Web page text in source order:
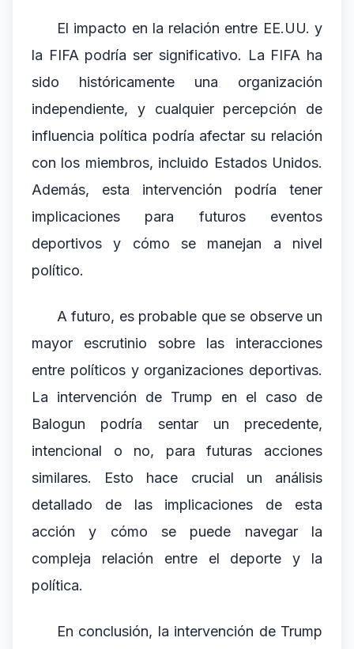
El impacto en la relación entre EE.UU. y
la FIFA podría ser significativo. La FIFA ha
sido históricamente una organización
independiente, y cualquier percepción de
influencia política podría afectar su relación
con los miembros, incluido Estados Unidos.
Además, esta intervención podría tener
implicaciones para futuros eventos
deportivos y cómo se manejan a nivel
político.
A futuro, es probable que se observe un
mayor escrutinio sobre las interacciones
entre políticos y organizaciones deportivas.
La intervención de Trump en el caso de
Balogun podría sentar un precedente,
intencional o no, para futuras acciones
similares. Esto hace crucial un análisis
detallado de las implicaciones de esta
acción y cómo se puede navegar la
compleja relación entre el deporte y la
política.
En conclusión, la intervención de Trump